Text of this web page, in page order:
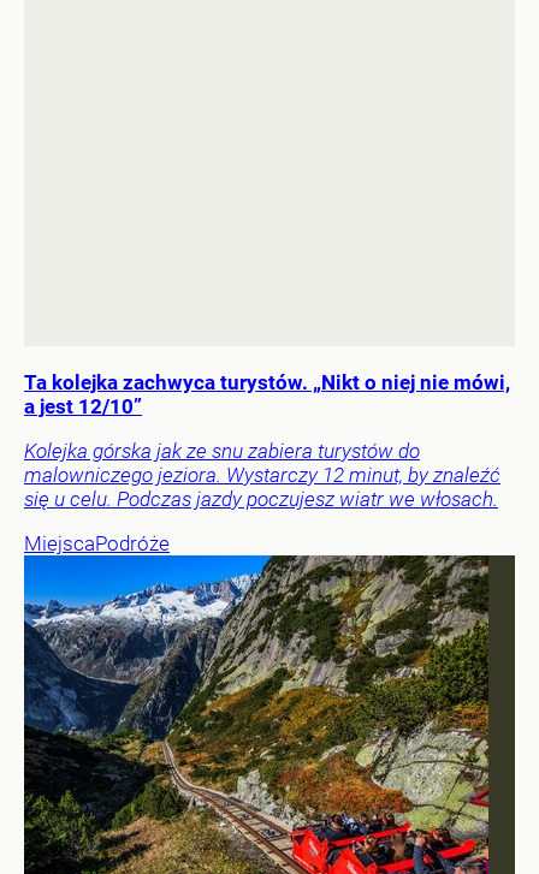
Ta kolejka zachwyca turystów. „Nikt o niej nie mówi,
a jest 12/10”
Kolejka górska jak ze snu zabiera turystów do
malowniczego jeziora. Wystarczy 12 minut, by znaleźć
się u celu. Podczas jazdy poczujesz wiatr we włosach.
MiejscaPodróże